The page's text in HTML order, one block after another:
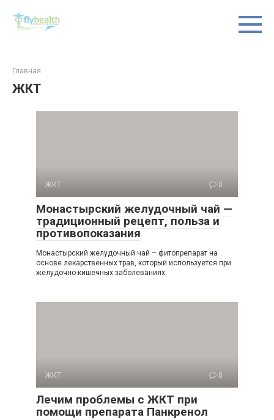
контенту
Главная
ЖКТ
ЖКТ 0
Монастырский желудочный чай —
традиционный рецепт, польза и
противопоказания
Монастырский желудочный чай – фитопрепарат на
основе лекарственных трав, который используется при
желудочно-кишечных заболеваниях.
ЖКТ 0
Лечим проблемы с ЖКТ при
помощи препарата Панкренол